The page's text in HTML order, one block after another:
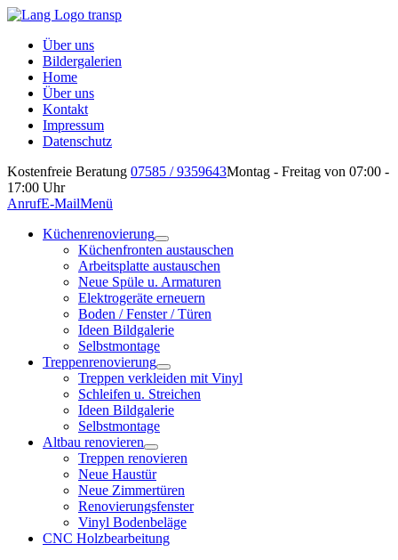
Über uns
Bildergalerien
Home
Über uns
Kontakt
Impressum
Datenschutz
Kostenfreie Beratung 07585 / 9359643Montag - Freitag von 07:00 -
17:00 Uhr
AnrufE-MailMenü
Küchenrenovierung
Küchenfronten austauschen
Arbeitsplatte austauschen
Neue Spüle u. Armaturen
Elektrogeräte erneuern
Boden / Fenster / Türen
Ideen Bildgalerie
Selbstmontage
Treppenrenovierung
Treppen verkleiden mit Vinyl
Schleifen u. Streichen
Ideen Bildgalerie
Selbstmontage
Altbau renovieren
Treppen renovieren
Neue Haustür
Neue Zimmertüren
Renovierungsfenster
Vinyl Bodenbeläge
CNC Holzbearbeitung